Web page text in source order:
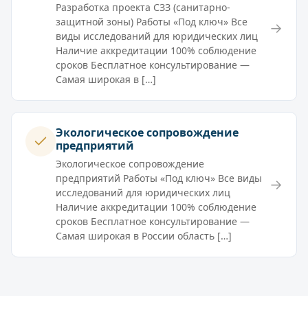
Разработка проекта СЗЗ (санитарно-
защитной зоны) Работы «Под ключ» Все
виды исследований для юридических лиц
Наличие аккредитации 100% соблюдение
сроков Бесплатное консультирование —
Самая широкая в […]
→
Экологическое сопровождение
предприятий
Экологическое сопровождение
предприятий Работы «Под ключ» Все виды
исследований для юридических лиц
Наличие аккредитации 100% соблюдение
сроков Бесплатное консультирование —
Самая широкая в России область […]
→